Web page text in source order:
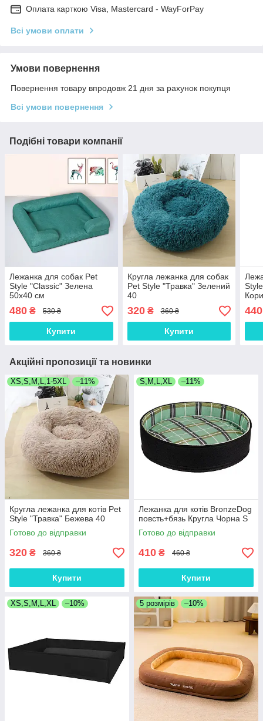
Оплата карткою Visa, Mastercard - WayForPay
Всі умови оплати
Умови повернення
Повернення товару впродовж 21 дня за рахунок покупця
Всі умови повернення
Подібні товари компанії
Лежанка для собак Pet
Style "Classic" Зелена
50х40 см
480 ₴ 530 ₴
Купити
Кругла лежанка для собак
Pet Style "Травка" Зелений
40
320₴ 360 ₴
Купити
440
Акційні пропозиції та новинки
XS,S,M,L,1-5XL –11%
Кругла лежанка для котів Pet
Style "Травка" Бежева 40
Готово до відправки
320 ₴ 360 ₴
Купити
S,M,L,XL –11%
Лежанка для котів BronzeDog
повсть+бязь Кругла Чорна S
Готово до відправки
410 ₴ 460 ₴
Купити
XS,S,M,L,XL –10% 5 розмірів –10%